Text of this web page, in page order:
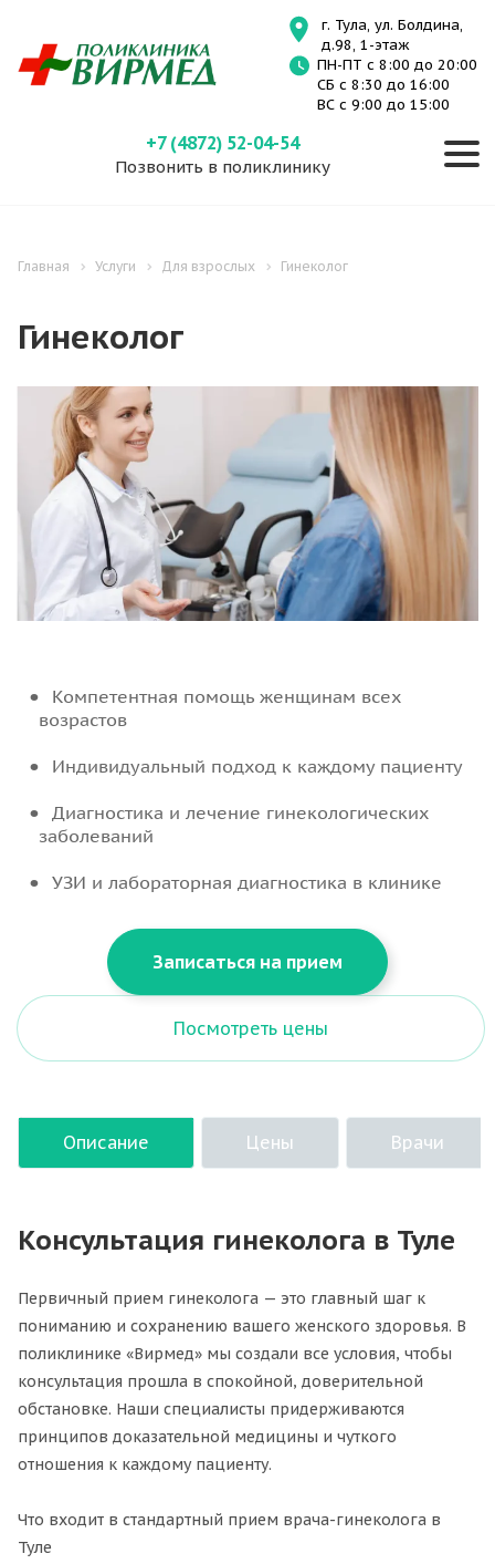
г. Тула, ул. Болдина,
д.98, 1-этаж
ПН-ПТ с 8:00 до 20:00
СБ с 8:30 до 16:00
ВС с 9:00 до 15:00
+7 (4872) 52-04-54
Позвонить в поликлинику
Главная Услуги Для взрослых Гинеколог
Гинеколог
Компетентная помощь женщинам всех
возрастов
Индивидуальный подход к каждому пациенту
Диагностика и лечение гинекологических
заболеваний
УЗИ и лабораторная диагностика в клинике
Записаться на прием
Посмотреть цены
Описание Цены Врачи
Консультация гинеколога в Туле
Первичный прием гинеколога — это главный шаг к
пониманию и сохранению вашего женского здоровья. В
поликлинике «Вирмед» мы создали все условия, чтобы
консультация прошла в спокойной, доверительной
обстановке. Наши специалисты придерживаются
принципов доказательной медицины и чуткого
отношения к каждому пациенту.
Что входит в стандартный прием врача-гинеколога в
Туле